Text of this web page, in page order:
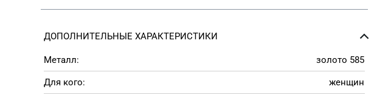
ДОПОЛНИТЕЛЬНЫЕ ХАРАКТЕРИСТИКИ
Металл: золото 585
Для кого: женщин